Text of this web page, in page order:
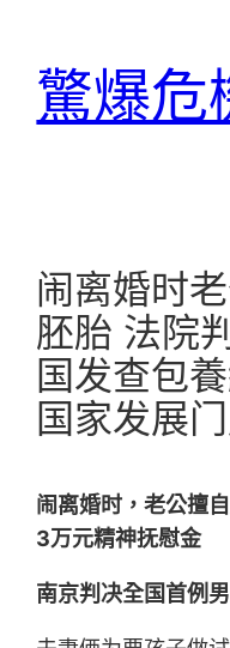
驚爆危
闹离婚时
胚胎 法院
国发查包
国家发展
闹离婚时，老公擅
3万元精神抚慰金
南京判决全国首例